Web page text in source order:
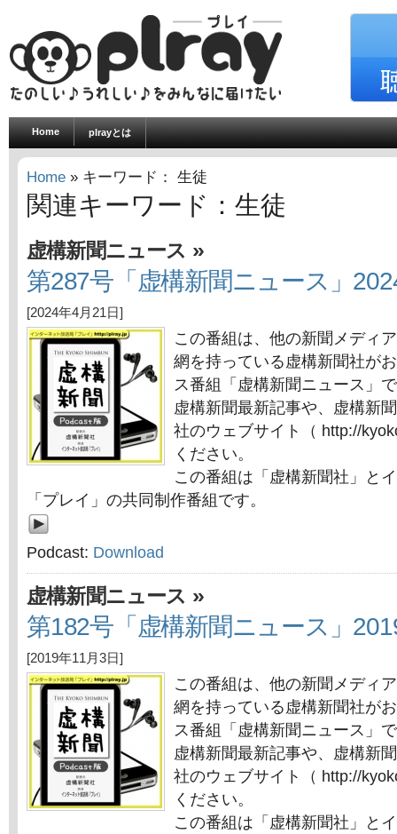
Home plrayとは
Home » キーワード： 生徒
関連キーワード：生徒
虚構新聞ニュース »
第287号「虚構新聞ニュース」
[2024年4月21日]
この番組は、他の新聞メディ
網を持っている虚構新聞社が
ス番組「虚構新聞ニュース」
虚構新聞最新記事や、虚構新
社のウェブサイト（ http://
ください。
この番組は「虚構新聞社」と
「プレイ」の共同制作番組です。
Podcast: Download
虚構新聞ニュース »
第182号「虚構新聞ニュース」
[2019年11月3日]
この番組は、他の新聞メディ
網を持っている虚構新聞社が
ス番組「虚構新聞ニュース」
虚構新聞最新記事や、虚構新
社のウェブサイト（ http://
ください。
この番組は「虚構新聞社」と